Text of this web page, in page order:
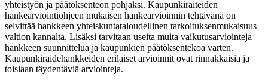
yhteistyön ja päätöksenteon pohjaksi. Kaupunkiraiteiden
hankearviointiohjeen mukaisen hankearvioinnin tehtävänä on
selvittää hankkeen yhteiskuntataloudellinen tarkoituksenmukaisuus
valtion kannalta. Lisäksi tarvitaan useita muita vaikutusarviointeja
hankkeen suunnittelua ja kaupunkien päätöksentekoa varten.
Kaupunkiraidehankkeiden erilaiset arvioinnit ovat rinnakkaisia ja
toisiaan täydentäviä arviointeja.